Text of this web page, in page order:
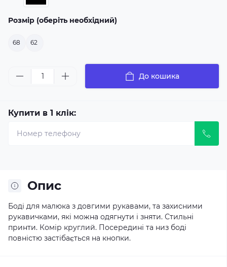
Розмір (оберіть необхідний)
68 62
До кошика
Купити в 1 клік:
Опис
Боді для малюка з довгими рукавами, та захисними
рукавичками, які можна одягнути і зняти. Стильні
принти. Комір круглий. Посередині та низ боді
повністю застібається на кнопки.